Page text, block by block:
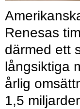
Renesas
därmed ett
långsiktiga
årlig
1,5